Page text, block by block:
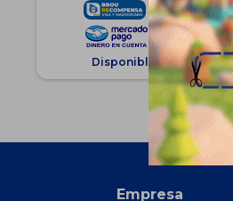
$ 4.242
$
4.491
Disponible Envío
Empresa